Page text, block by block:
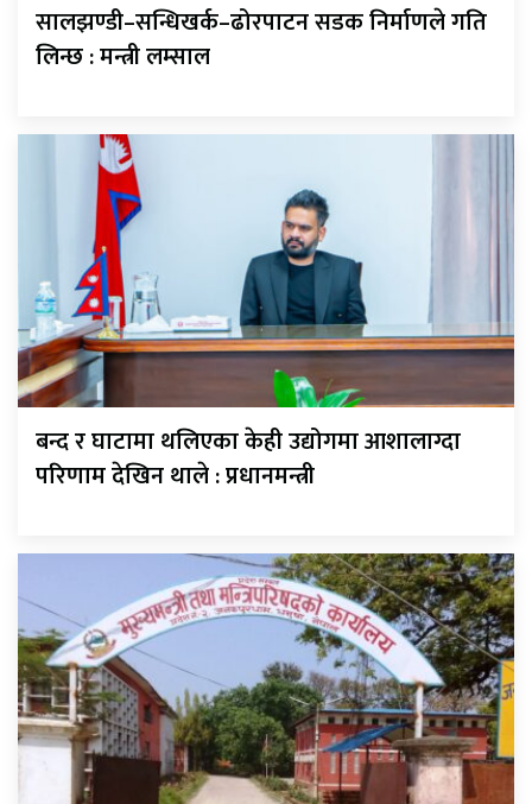
सालझण्डी–सन्धिखर्क–ढोरपाटन सडक निर्माणले गति
लिन्छ : मन्त्री लम्साल
बन्द र घाटामा थलिएका केही उद्योगमा आशालाग्दा
परिणाम देखिन थाले : प्रधानमन्त्री